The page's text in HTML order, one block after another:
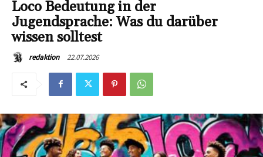
Loco Bedeutung in der
Jugendsprache: Was du darüber
wissen solltest
redaktion 22.07.2026